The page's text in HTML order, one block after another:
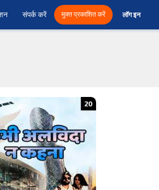
संपर्क करें मुक्त प्रकाशित करें लॉग इन